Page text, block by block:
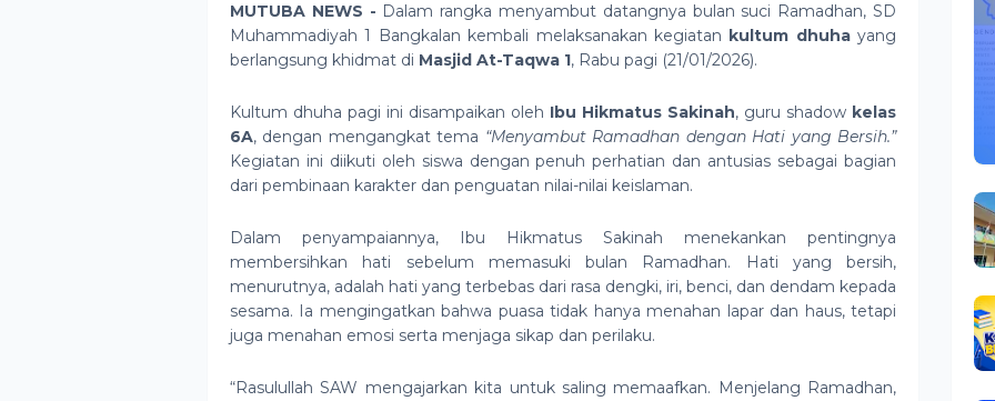
MUTUBA NEWS - Dalam rangka menyambut datangnya bulan suci Ramadhan, SD
Muhammadiyah 1 Bangkalan kembali melaksanakan kegiatan kultum dhuhayang
berlangsung khidmat di Masjid At-Taqwa 1, Rabu pagi (21/01/2026).
Kultum dhuha pagi ini disampaikan oleh Ibu Hikmatus Sakinah, guru shadow kelas
6A, dengan mengangkat tema “Menyambut Ramadhan dengan Hati yang Bersih.”
Kegiatan ini diikuti oleh siswa dengan penuh perhatian dan antusias sebagai bagian
dari pembinaan karakter dan penguatan nilai-nilai keislaman.
Dalam penyampaiannya, Ibu Hikmatus Sakinah menekankan pentingnya
membersihkan hati sebelum memasuki bulan Ramadhan. Hati yang bersih,
menurutnya, adalah hati yang terbebas dari rasa dengki, iri, benci, dan dendam kepada
sesama. Ia mengingatkan bahwa puasa tidak hanya menahan lapar dan haus, tetapi
juga menahan emosi serta menjaga sikap dan perilaku.
“Rasulullah SAW mengajarkan kita untuk saling memaafkan. Menjelang Ramadhan,